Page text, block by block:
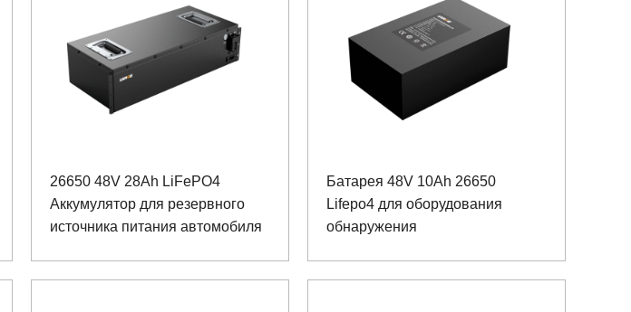
26650 48V 28Ah LiFePO4
Аккумулятор для резервного
источника питания автомобиля
Батарея 48V 10Ah 26650
Lifepo4 для оборудования
обнаружения